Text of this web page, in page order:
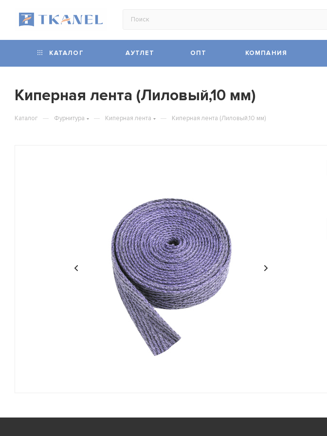
КАТАЛОГ АУТЛЕТ ОПТ КОМПАНИЯ
Киперная лента (Лиловый,10 мм)
Каталог — Фурнитура — Киперная лента — Киперная лента (Лиловый,10 мм)